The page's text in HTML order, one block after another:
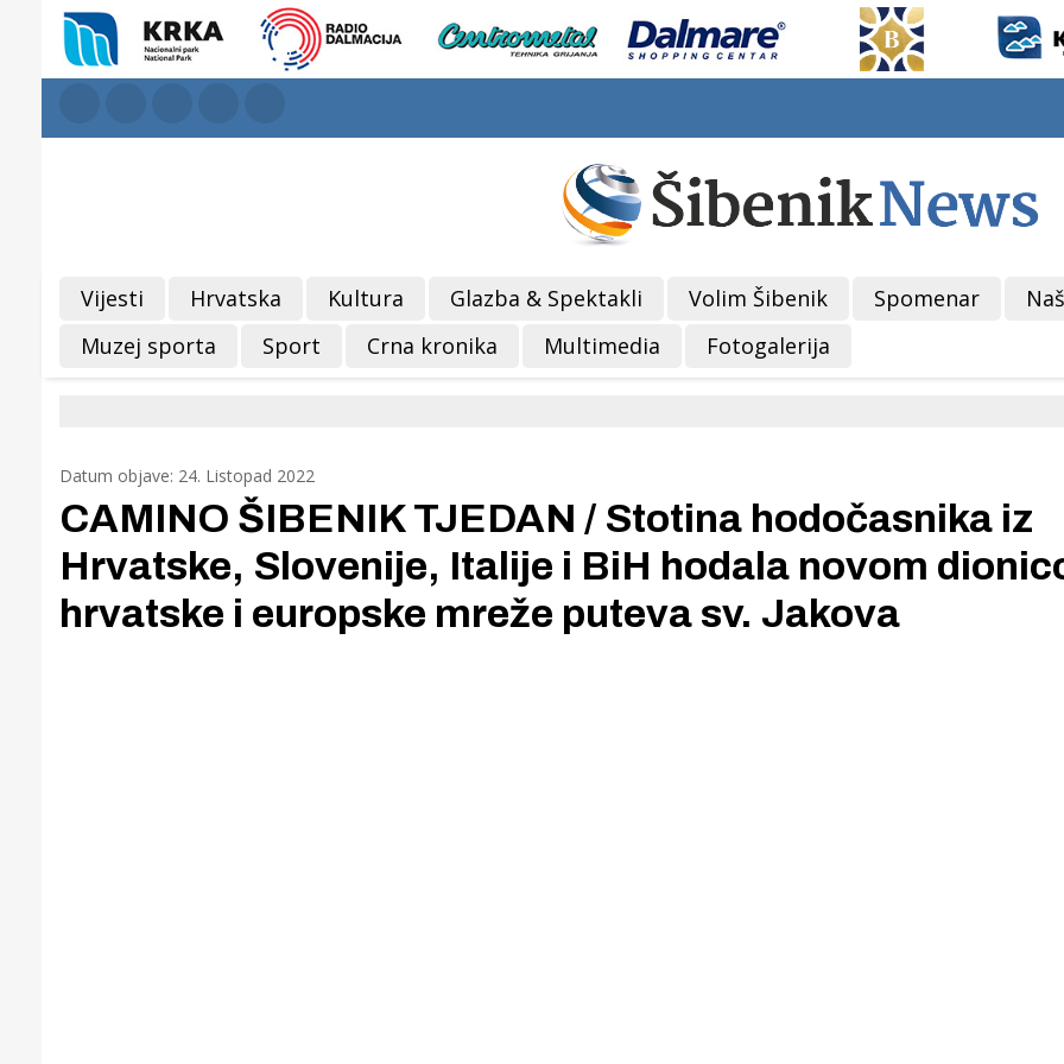
Vijesti Hrvatska Kultura Glazba & Spektakli Volim Šibenik Spomenar
Muzej sporta
Sport Crna kronika Multimedia Fotogalerija
Datum objave: 24. Listopad 2022
CAMINO ŠIBENIK TJEDAN / Stotina hodočasnika iz
Hrvatske, Slovenije, Italije i BiH hodala novom
hrvatske i europske mreže puteva sv. Jakova